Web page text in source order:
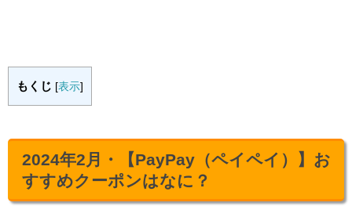
もくじ [表示]
2024年2月・【PayPay（ペイペイ）】お
すすめクーポンはなに？